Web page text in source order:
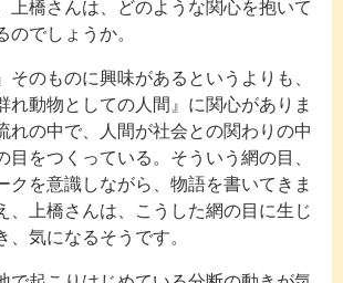
上橋さんは、どのような関心を抱いて
のでしょうか。
そのものに興味があるというよりも、
れ動物としての人間』に関心がありま
れの中で、人間が社会との関わりの中
目をつくっている。そういう網の目、
クを意識しながら、物語を書いてきま
、上橋さんは、こうした網の目に生じ
、気になるそうです。